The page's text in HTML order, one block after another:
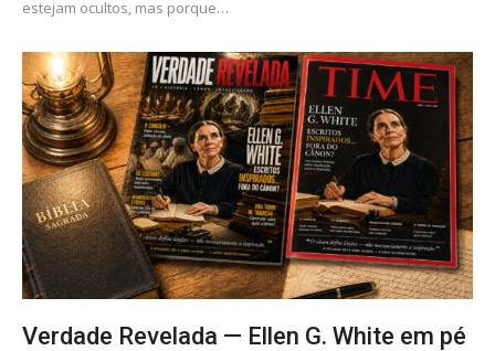
estejam ocultos, mas porque…
Verdade Revelada — Ellen G. White em pé